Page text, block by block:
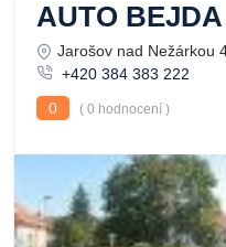
AUTO
Jarošov nad Nežárkou
+420 384 383 222
0
( 0 hodnocení )